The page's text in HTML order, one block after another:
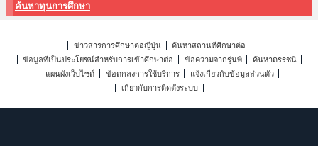
ค้นหาทุนการศึกษา
ข่าวสารการศึกษาต่อญี่ปุ่น
ค้นหาสถานที่ศึกษาต่อ
ข้อมูลที่เป็นประโยชน์สำหรับการเข้าศึกษาต่อ
ข้อความจากรุ่นพี่
ค้นหาดรรชนี
แผนผังเว็บไซต์
ข้อตกลงการใช้บริการ
แจ้งเกี่ยวกับข้อมูลส่วนตัว
เกี่ยวกับการติดตั้งระบบ